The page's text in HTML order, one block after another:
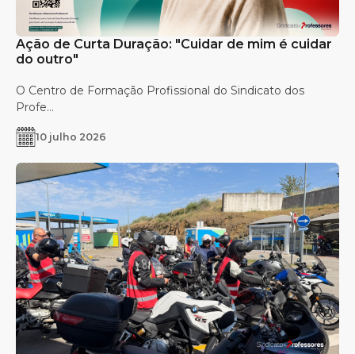
Ação de Curta Duração: "Cuidar de mim é cuidar
do outro"
O Centro de Formação Profissional do Sindicato dos
Profe...
10 julho 2026